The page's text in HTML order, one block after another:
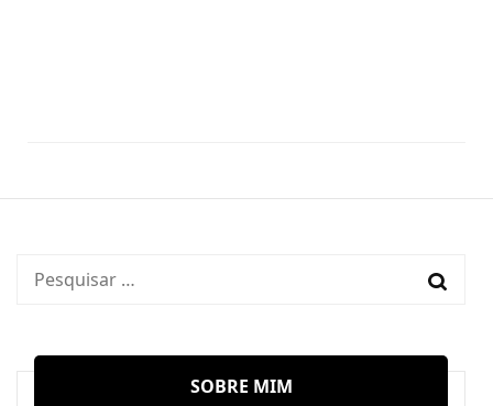
Pesquisar
SOBRE MIM